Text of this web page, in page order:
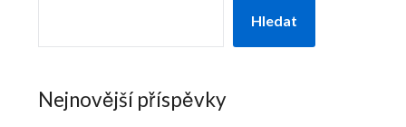
Hledat
Nejnovější příspěvky